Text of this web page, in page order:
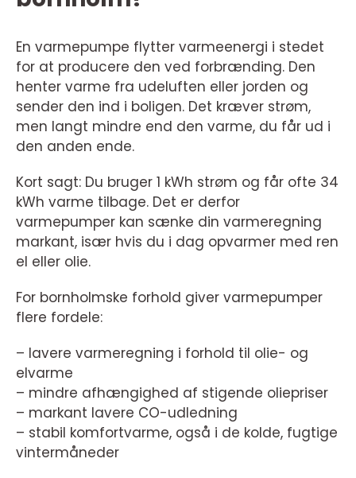
En varmepumpe flytter varmeenergi i stedet
for at producere den ved forbrænding. Den
henter varme fra udeluften eller jorden og
sender den ind i boligen. Det kræver strøm,
men langt mindre end den varme, du får ud i
den anden ende.
Kort sagt: Du bruger 1 kWh strøm og får ofte 34
kWh varme tilbage. Det er derfor
varmepumper kan sænke din varmeregning
markant, især hvis du i dag opvarmer med ren
el eller olie.
For bornholmske forhold giver varmepumper
flere fordele:
– lavere varmeregning i forhold til olie- og
elvarme
– mindre afhængighed af stigende oliepriser
– markant lavere CO-udledning
– stabil komfortvarme, også i de kolde, fugtige
vintermåneder